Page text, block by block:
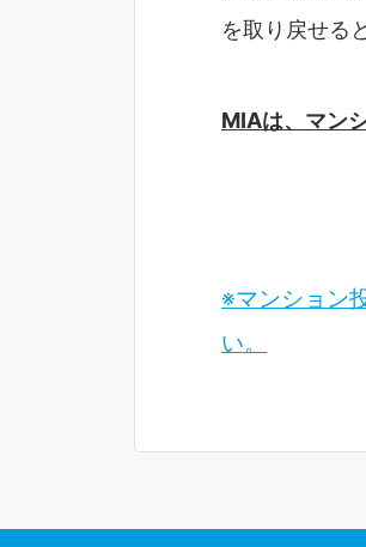
を取り戻せる
MIAは、マン
※マンション
い。